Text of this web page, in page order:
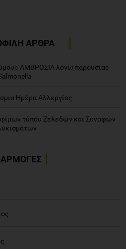
ΑΡΘΡΑ
ΑΜΒΡΟΣΙΑ λόγω παρουσίας
Ημέρα Αλλεργίας
τύπου Ζελεδών και Συναφών